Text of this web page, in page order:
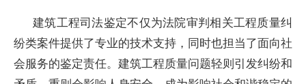
建筑工程司法鉴定不仅为法院审判相关工程质量纠
纷类案件提供了专业的技术支持，同时也担当了面向社
会服务的鉴定责任。建筑工程质量问题轻则引发纠纷和